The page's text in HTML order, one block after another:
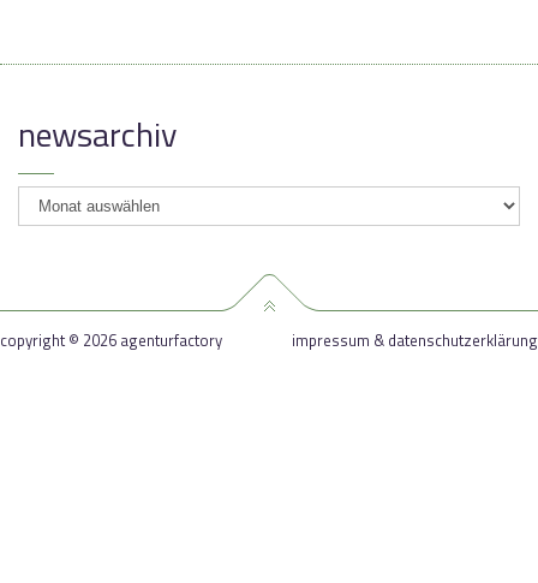
newsarchiv
newsarchiv
copyright © 2026 agenturfactory impressum & datenschutzerklärung